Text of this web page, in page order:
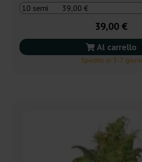
39,00 €
Al carrello
Spedito in 3-7 giorni